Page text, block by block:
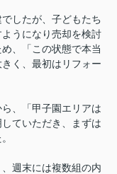
したが、子どもたち
うになり売却を検討
、「この状態で本当
く、最初はリフォー
、「甲子園エリアは
ていただき、まずは
週末には複数組の内